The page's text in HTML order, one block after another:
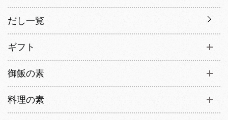
だし一覧
ギフト
御飯の素
料理の素